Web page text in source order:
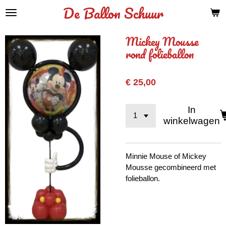
Ga
de
hoofdinhoud
De Ballon Schuur
Mickey Mousse
rond folieballon
€ 25,00
In
winkelwagen
Minnie Mouse of Mickey
Mousse gecombineerd met
folieballon.